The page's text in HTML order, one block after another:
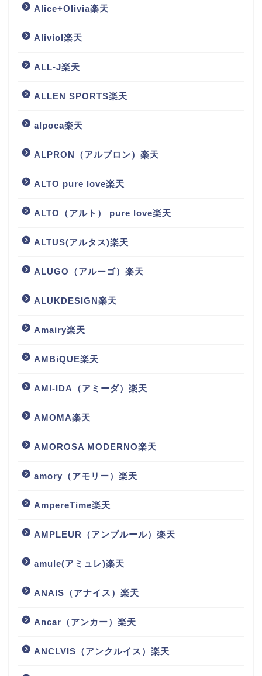
Alice+Olivia楽天
Aliviol楽天
ALL-J楽天
ALLEN SPORTS楽天
alpoca楽天
ALPRON（アルプロン）楽天
ALTO pure love楽天
ALTO（アルト） pure love楽天
ALTUS(アルタス)楽天
ALUGO（アルーゴ）楽天
ALUKDESIGN楽天
Amairy楽天
AMBiQUE楽天
AMI-IDA（アミーダ）楽天
AMOMA楽天
AMOROSA MODERNO楽天
amory（アモリー）楽天
AmpereTime楽天
AMPLEUR（アンプルール）楽天
amule(アミュレ)楽天
ANAIS（アナイス）楽天
Ancar（アンカー）楽天
ANCLVIS（アンクルイス）楽天